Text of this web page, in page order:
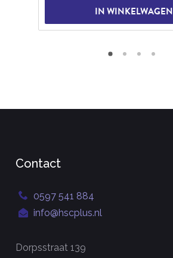
IN WINKELWAGEN
Contact
0597 541 884
info@hscplus.nl
Dorpsstraat 139